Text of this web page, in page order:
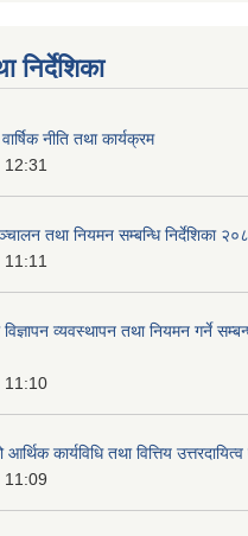
नीति तथा कार्यक्रम
तथा नियमन सम्बन्धि निर्देशिका
व्यवस्थापन तथा नियमन गर्ने
11:10
कार्यविधि तथा वित्तिय
11:09